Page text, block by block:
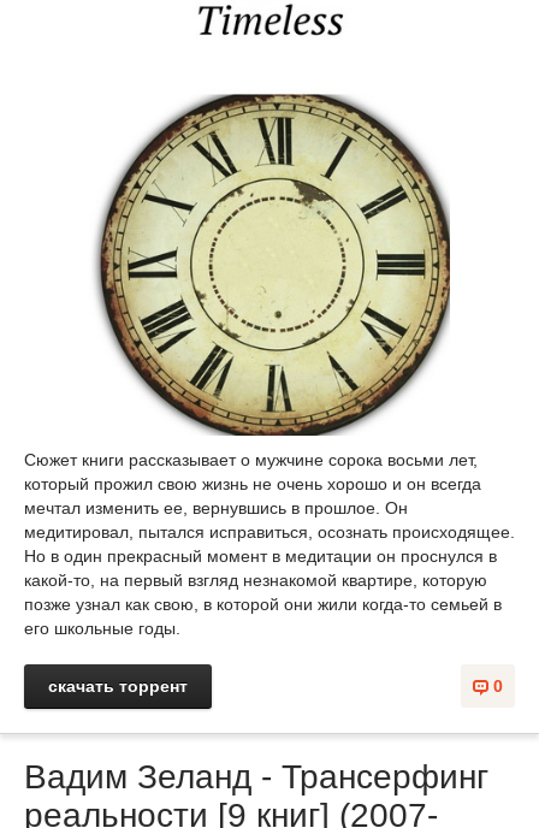
Сюжет книги рассказывает о мужчине сорока восьми лет,
который прожил свою жизнь не очень хорошо и он всегда
мечтал изменить ее, вернувшись в прошлое. Он
медитировал, пытался исправиться, осознать происходящее.
Но в один прекрасный момент в медитации он проснулся в
какой-то, на первый взгляд незнакомой квартире, которую
позже узнал как свою, в которой они жили когда-то семьей в
его школьные годы.
0
скачать торрент
Вадим Зеланд - Трансерфинг
реальности [9 книг] (2007-